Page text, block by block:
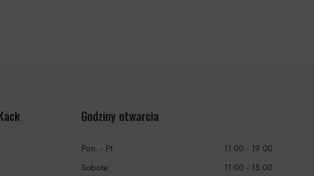
Godziny otwarcia
Pon. - Pt.
11:00 - 19:00
Sobota
11:00 - 15:00